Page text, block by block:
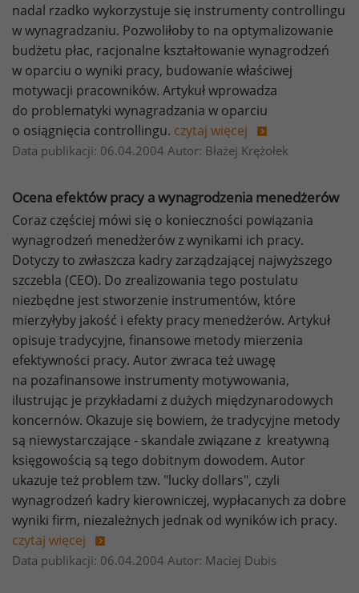
nadal rzadko wykorzystuje się instrumenty controllingu
w wynagradzaniu. Pozwoliłoby to na optymalizowanie
budżetu płac, racjonalne kształtowanie wynagrodzeń
w oparciu o wyniki pracy, budowanie właściwej
motywacji pracowników. Artykuł wprowadza
do problematyki wynagradzania w oparciu
o osiągnięcia controllingu. czytaj więcej
Data publikacji: 06.04.2004 Autor: Błażej Krężołek
Ocena efektów pracy a wynagrodzenia menedżerów
Coraz częściej mówi się o konieczności powiązania
wynagrodzeń menedżerów z wynikami ich pracy.
Dotyczy to zwłaszcza kadry zarządzającej najwyższego
szczebla (CEO). Do zrealizowania tego postulatu
niezbędne jest stworzenie instrumentów, które
mierzyłyby jakość i efekty pracy menedżerów. Artykuł
opisuje tradycyjne, finansowe metody mierzenia
efektywności pracy. Autor zwraca też uwagę
na pozafinansowe instrumenty motywowania,
ilustrując je przykładami z dużych międzynarodowych
koncernów. Okazuje się bowiem, że tradycyjne metody
są niewystarczające - skandale związane z kreatywną
księgowością są tego dobitnym dowodem. Autor
ukazuje też problem tzw. "lucky dollars", czyli
wynagrodzeń kadry kierowniczej, wypłacanych za dobre
wyniki firm, niezależnych jednak od wyników ich pracy.
czytaj więcej
Data publikacji: 06.04.2004 Autor: Maciej Dubis